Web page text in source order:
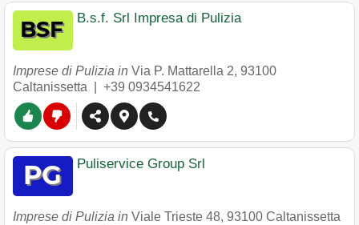
B.s.f. Srl Impresa di Pulizia
Imprese di Pulizia in Via P. Mattarella 2, 93100
Caltanissetta
+39 0934541622
Puliservice Group Srl
Imprese di Pulizia in Viale Trieste 48, 93100 Caltanissetta